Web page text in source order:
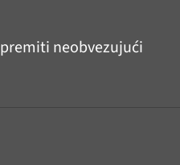
neobvezujući